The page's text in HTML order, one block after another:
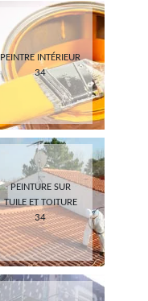
PEINTRE INTÉRIEUR
34
PEINTURE SUR
TUILE ET TOITURE
34